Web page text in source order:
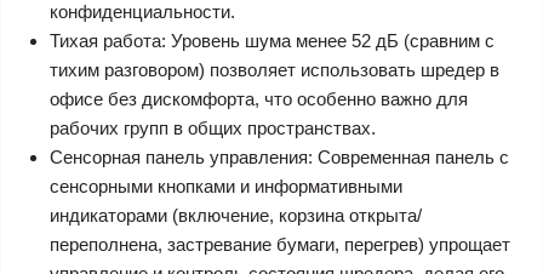
конфиденциальности.
Тихая работа: Уровень шума менее 52 дБ (сравним с
тихим разговором) позволяет использовать шредер в
офисе без дискомфорта, что особенно важно для
рабочих групп в общих пространствах.
Сенсорная панель управления: Современная панель с
сенсорными кнопками и информативными
индикаторами (включение, корзина открыта/
переполнена, застревание бумаги, перегрев) упрощает